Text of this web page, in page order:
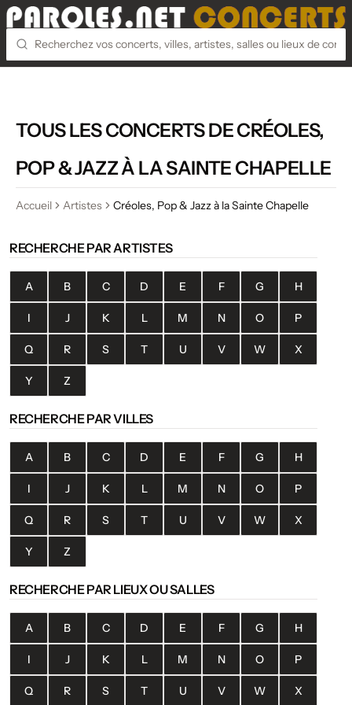
TOUS LES CONCERTS DE CRÉOLES,
POP & JAZZ À LA SAINTE CHAPELLE
Accueil Artistes Créoles, Pop & Jazz à la Sainte Chapelle
RECHERCHE PAR ARTISTES
A B C D E F G H
I J K L M N O P
Q R S T U V W X
Y Z
RECHERCHE PAR VILLES
A B C D E F G H
I J K L M N O P
Q R S T U V W X
Y Z
RECHERCHE PAR LIEUX OU SALLES
A B C D E F G H
I J K L M N O P
Q R S T U V W X